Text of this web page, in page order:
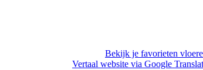
Bekijk je favorieten
Vertaal website via Google